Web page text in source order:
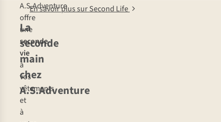
La
seconde
main
chez
A.S.Adventure
A.S.Adventure
offre
une
seconde
vie
à
vos
vêtements
et
à
En savoir plus sur Second Life